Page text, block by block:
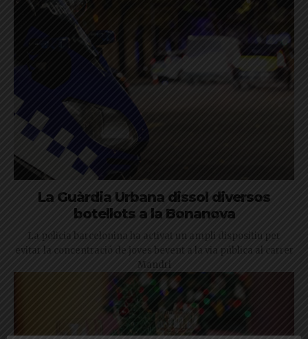
La Guàrdia Urbana dissol diversos
botellots a la Bonanova
La policia barcelonina ha activat un ampli dispositiu per
evitar la concentració de joves bevent a la via pública al carrer
Mandri